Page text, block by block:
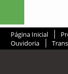
Página Inicial
Ouvidoria